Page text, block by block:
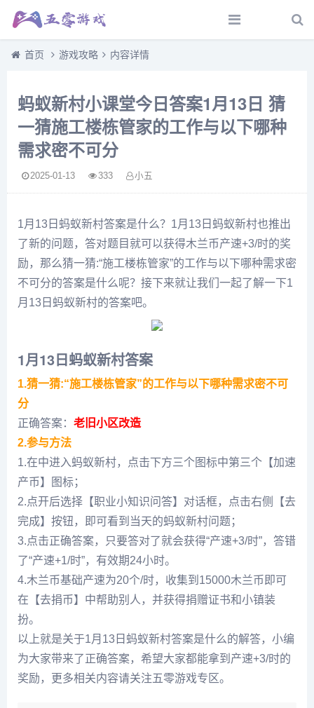
首页 游戏攻略 内容详情
蚂蚁新村小课堂今日答案1月13日 猜
一猜施工楼栋管家的工作与以下哪种
需求密不可分
2025-01-13 333 小五
1月13日蚂蚁新村答案是什么？1月13日蚂蚁新村也推出
了新的问题，答对题目就可以获得木兰币产速+3/时的奖
励，那么猜一猜:“施工楼栋管家”的工作与以下哪种需求密
不可分的答案是什么呢？接下来就让我们一起了解一下1
月13日蚂蚁新村的答案吧。
1月13日蚂蚁新村答案
1.猜一猜:“施工楼栋管家”的工作与以下哪种需求密不可
分
正确答案： 老旧小区改造
2.参与方法
1.在中进入蚂蚁新村，点击下方三个图标中第三个【加速
产币】图标；
2.点开后选择【职业小知识问答】对话框，点击右侧【去
完成】按钮，即可看到当天的蚂蚁新村问题；
3.点击正确答案，只要答对了就会获得“产速+3/时”，答错
了“产速+1/时”，有效期24小时。
4.木兰币基础产速为20个/时，收集到15000木兰币即可
在【去捐币】中帮助别人，并获得捐赠证书和小镇装
扮。
以上就是关于1月13日蚂蚁新村答案是什么的解答，小编
为大家带来了正确答案，希望大家都能拿到产速+3/时的
奖励，更多相关内容请关注五零游戏专区。